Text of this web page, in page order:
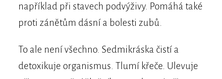
například při stavech podvýživy. Pomáhá také
proti zánětům dásní a bolesti zubů.
To ale není všechno. Sedmikráska čistí a
detoxikuje organismus. Tlumí křeče. Ulevuje